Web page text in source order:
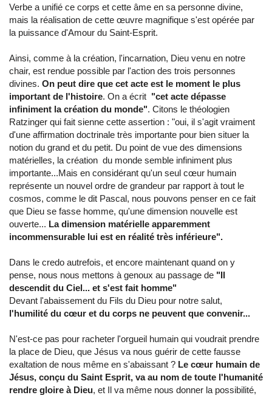
Verbe a unifié ce corps et cette âme en sa personne divine,
mais la réalisation de cette œuvre magnifique s'est opérée par
la puissance d'Amour du Saint-Esprit.
Ainsi, comme à la création, l'incarnation, Dieu venu en notre
chair, est rendue possible par l'action des trois personnes
divines. On peut dire que cet acte est le moment le plus
important de l'histoire. On a écrit "cet acte dépasse
infiniment la création du monde". Citons le théologien
Ratzinger qui fait sienne cette assertion : "oui, il s'agit vraiment
d'une affirmation doctrinale très importante pour bien situer la
notion du grand et du petit. Du point de vue des dimensions
matérielles, la création du monde semble infiniment plus
importante...Mais en considérant qu'un seul cœur humain
représente un nouvel ordre de grandeur par rapport à tout le
cosmos, comme le dit Pascal, nous pouvons penser en ce fait
que Dieu se fasse homme, qu'une dimension nouvelle est
ouverte... La dimension matérielle apparemment
incommensurable lui est en réalité très inférieure".
Dans le credo autrefois, et encore maintenant quand on y
pense, nous nous mettons à genoux au passage de "Il
descendit du Ciel... et s'est fait homme"
Devant l'abaissement du Fils du Dieu pour notre salut,
l'humilité du cœur et du corps ne peuvent que convenir...
N'est-ce pas pour racheter l'orgueil humain qui voudrait prendre
la place de Dieu, que Jésus va nous guérir de cette fausse
exaltation de nous même en s'abaissant ? Le cœur humain de
Jésus, conçu du Saint Esprit, va au nom de toute l'humanité
rendre gloire à Dieu, et Il va même nous donner la possibilité,